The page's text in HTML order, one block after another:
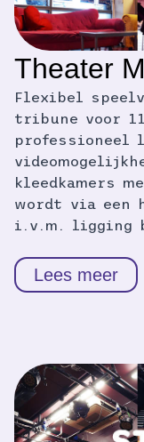
Theater
Flexibel
tribune voor
professioneel
kleedkamers
wordt via een
i.v.m. ligging
Lees meer